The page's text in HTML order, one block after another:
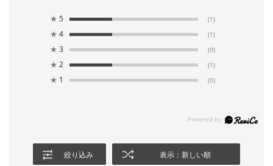
★ 5 (1)
★ 4 (1)
★ 3 (0)
★ 2 (1)
★ 1 (0)
絞り込み 表示：新しい順